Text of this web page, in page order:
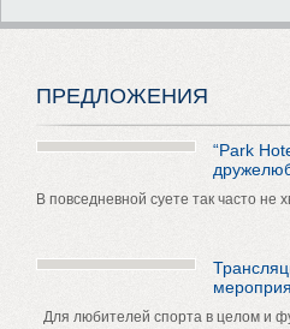
ПРЕДЛОЖЕНИЯ
“Park
В повседневной суете так часто не
Для любителей спорта в целом и